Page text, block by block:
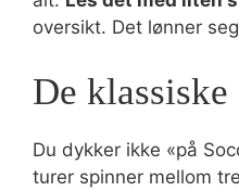
oversikt. Det lønner
De
Du dykker ikke «på
turer spinner mellom